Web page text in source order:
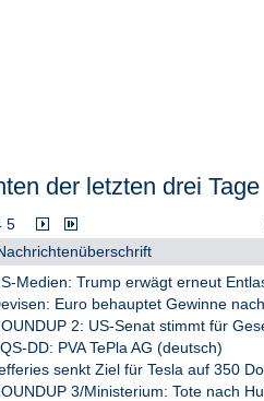
der letzten drei Tage
5
Medien: Trump erwägt erneut
Euro behauptet Gewinne
2: US-Senat stimmt für
DD: PVA TePla AG (deutsch)
senkt Ziel für Tesla auf 350
3/Ministerium: Tote nach